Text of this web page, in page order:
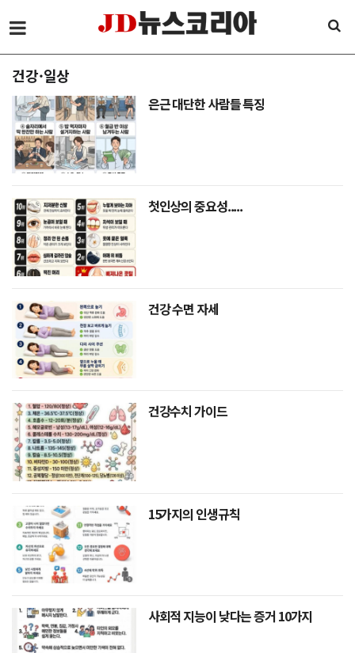
건강·일상
은근 대단한 사람들 특징
첫인상의 중요성.....
건강 수면 자세
건강수치 가이드
15가지의 인생규칙
사회적 지능이 낮다는 증거 10가지